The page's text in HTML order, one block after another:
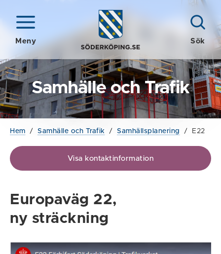
Meny Sök
Samhälle och Trafik
Hem / Samhälle och Trafik / Samhällsplanering / E22
Visa kontaktinformation
Europaväg 22,
ny sträckning